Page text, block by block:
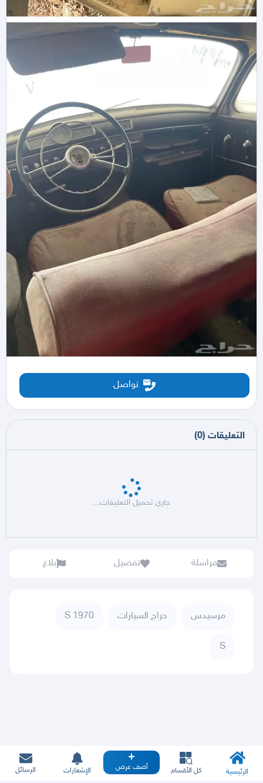
تواصل
التعليقات (
0
)
جاري تحميل التعليقات...
مراسلة تفضيل بلاغ
مرسيدس حراج السيارات S 1970
S
الرئيسية كل الأقسام أضف عرض الإشعارات الرسائل